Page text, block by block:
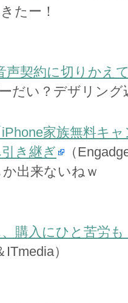
たー！
声契約に切りかえ
だい？デザリン
家族無料キ
き継ぎ
（
出来ないねｗ
購入にひと苦労
ITmedia）